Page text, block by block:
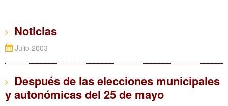
Noticias
Julio 2003
Después de las elecciones municipales
y autonómicas del 25 de mayo